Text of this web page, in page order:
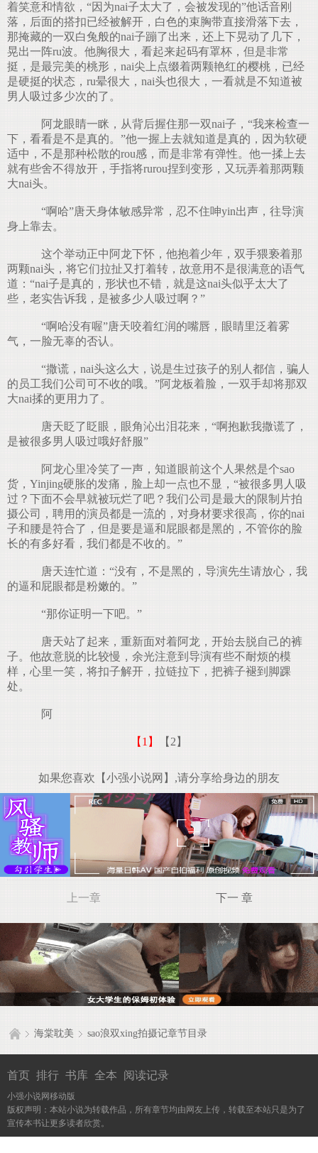
着笑意和情欲，“因为nai子太大了，会被发现的”他话音刚
落，后面的搭扣已经被解开，白色的束胸带直接滑落下去，
那掩藏的一双白兔般的nai子蹦了出来，还上下晃动了几下，
晃出一阵ru波。他胸很大，看起来起码有罩杯，但是非常
挺，是最完美的桃形，nai尖上点缀着两颗艳红的樱桃，已经
是硬挺的状态，ru晕很大，nai头也很大，一看就是不知道被
男人吸过多少次的了。
阿龙眼睛一眯，从背后握住那一双nai子，“我来检查一
下，看看是不是真的。”他一握上去就知道是真的，因为软硬
适中，不是那种松散的rou感，而是非常有弹性。他一揉上去
就有些舍不得放开，手指将rurou捏到变形，又玩弄着那两颗
大nai头。
“啊哈”唐天身体敏感异常，忍不住呻yin出声，往导演
身上靠去。
这个举动正中阿龙下怀，他抱着少年，双手猥亵着那
两颗nai头，将它们拉扯又打着转，故意用不是很满意的语气
道：“nai子是真的，形状也不错，就是这nai头似乎太大了
些，老实告诉我，是被多少人吸过啊？”
“啊哈没有喔”唐天咬着红润的嘴唇，眼睛里泛着雾
气，一脸无辜的否认。
“撒谎，nai头这么大，说是生过孩子的别人都信，骗人
的员工我们公司可不收的哦。”阿龙板着脸，一双手却将那双
大nai揉的更用力了。
唐天眨了眨眼，眼角沁出泪花来，“啊抱歉我撒谎了，
是被很多男人吸过哦好舒服”
阿龙心里冷笑了一声，知道眼前这个人果然是个sao
货，Yinjing硬胀的发痛，脸上却一点也不显，“被很多男人吸
过？下面不会早就被玩烂了吧？我们公司是最大的限制片拍
摄公司，聘用的演员都是一流的，对身材要求很高，你的nai
子和腰是符合了，但是要是逼和屁眼都是黑的，不管你的脸
长的有多好看，我们都是不收的。”
唐天连忙道：“没有，不是黑的，导演先生请放心，我
的逼和屁眼都是粉嫩的。”
“那你证明一下吧。”
唐天站了起来，重新面对着阿龙，开始去脱自己的裤
子。他故意脱的比较慢，余光注意到导演有些不耐烦的模
样，心里一笑，将扣子解开，拉链拉下，把裤子褪到脚踝
处。
阿
【1】 【2】
如果您喜欢【小强小说网】,请分享给身边的朋友
上一章 下一 章
海棠耽美 sao浪双xing拍摄记章节目录
首页 排行 书库 全本 阅读记录
小强小说网移动版
版权声明：本站小说为转载作品，所有章节均由网友上传，转载至本站只是为了
宣传本书让更多读者欣赏。